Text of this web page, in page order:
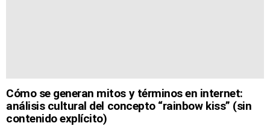
Cómo se generan mitos y términos en internet:
análisis cultural del concepto “rainbow kiss” (sin
contenido explícito)